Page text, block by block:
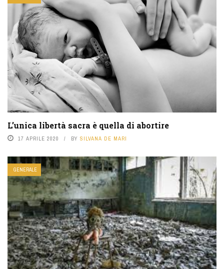
L’unica libertà sacra è quella di abortire
17 APRILE 2020 BY SILVANA DE MARI
GENERALE